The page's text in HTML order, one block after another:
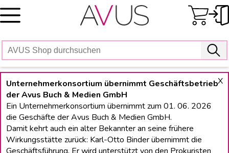
Skip
to
X
Unternehmerkonsortium übernimmt Geschäftsbetrieb
der Avus Buch & Medien GmbH
Ein Unternehmerkonsortium übernimmt zum 01. 06. 2026
die Geschäfte der Avus Buch & Medien GmbH.
Damit kehrt auch ein alter Bekannter an seine frühere
Wirkungsstätte zurück: Karl-Otto Binder übernimmt die